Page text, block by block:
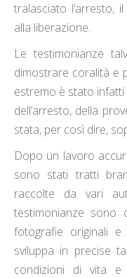
tralasciato l’arresto,
alla liberazione.
Le testimonianze
dimostrare coralità e
estremo è stato infatti
dell’arresto, della
stata, per così dire,
Dopo un lavoro
sono stati tratti
raccolte da vari
testimonianze sono
fotografie originali
sviluppa in precise
condizioni di vita